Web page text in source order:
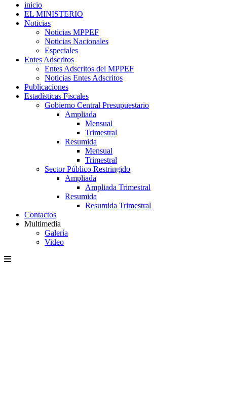
inicio
EL MINISTERIO
Noticias
Noticias MPPEF
Noticias Nacionales
Especiales
Entes Adscritos
Entes Adscritos del MPPEF
Noticias Entes Adscritos
Publicaciones
Estadísticas Fiscales
Gobierno Central Presupuestario
Ampliada
Mensual
Trimestral
Resumida
Mensual
Trimestral
Sector Público Restringido
Ampliada
Ampliada Trimestral
Resumida
Resumida Trimestral
Contactos
Multimedia
Galería
Video